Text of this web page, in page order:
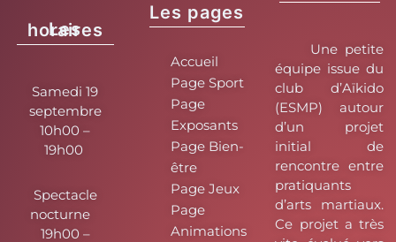
Les horaires
Samedi 19
septembre
10h00 –
19h00
Spectacle
nocturne
19h00 –
Les pages
Accueil
Page Sport
Page
Exposants
Page Bien-
être
Page Jeux
Page
Animations
Une petite
équipe issue du
club d’Aïkido
(ESMP) autour
d’un projet
initial de
rencontre entre
pratiquants
d’arts martiaux.
Ce projet a très